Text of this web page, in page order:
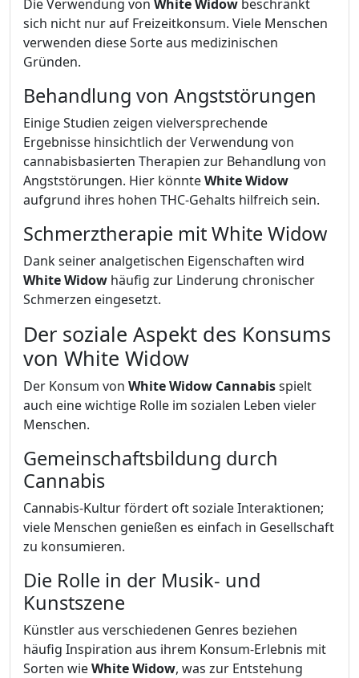
Die Verwendung von White Widow beschränkt
sich nicht nur auf Freizeitkonsum. Viele Menschen
verwenden diese Sorte aus medizinischen
Gründen.
Behandlung von Angststörungen
Einige Studien zeigen vielversprechende
Ergebnisse hinsichtlich der Verwendung von
cannabisbasierten Therapien zur Behandlung von
Angststörungen. Hier könnteWhite Widow
aufgrund ihres hohen THC-Gehalts hilfreich sein.
Schmerztherapie mit White Widow
Dank seiner analgetischen Eigenschaften wird
White Widow häufig zur Linderung chronischer
Schmerzen eingesetzt.
Der soziale Aspekt des Konsums
von White Widow
Der Konsum von White Widow Cannabisspielt
auch eine wichtige Rolle im sozialen Leben vieler
Menschen.
Gemeinschaftsbildung durch
Cannabis
Cannabis-Kultur fördert oft soziale Interaktionen;
viele Menschen genießen es einfach in Gesellschaft
zu konsumieren.
Die Rolle in der Musik- und
Kunstszene
Künstler aus verschiedenen Genres beziehen
häufig Inspiration aus ihrem Konsum-Erlebnis mit
Sorten wieWhite Widow, was zur Entstehung